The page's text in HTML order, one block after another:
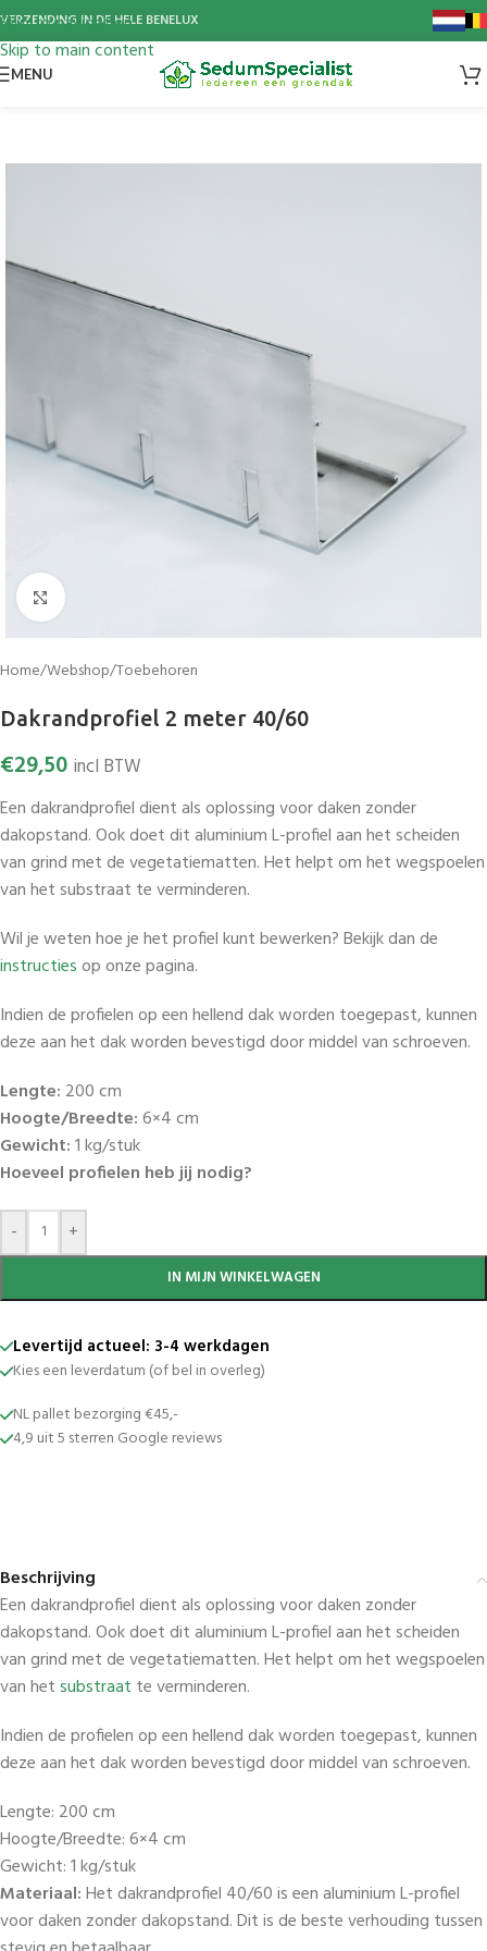
Skip to navigation
Skip to main content
VERZENDING IN DE HELE BENELUX
MENU
Vergroten
Home/Webshop/Toebehoren
Dakrandprofiel 2 meter 40/60
€29,50 incl BTW
Een dakrandprofiel dient als oplossing voor daken zonder
dakopstand. Ook doet dit aluminium L-profiel aan het scheiden
van grind met de vegetatiematten. Het helpt om het wegspoelen
van het substraat te verminderen.
Wil je weten hoe je het profiel kunt bewerken? Bekijk dan de
instructiesop onze pagina.
Indien de profielen op een hellend dak worden toegepast, kunnen
deze aan het dak worden bevestigd door middel van schroeven.
Lengte: 200 cm
Hoogte/Breedte:6×4 cm
Gewicht:1 kg/stuk
Hoeveel profielen heb jij nodig?
- +
IN MIJN WINKELWAGEN
Levertijd actueel: 3-4 werkdagen
Kies een leverdatum (of bel in overleg)
NL pallet bezorging €45,-
4,9 uit 5 sterren Google reviews
Beschrijving
Een dakrandprofiel dient als oplossing voor daken zonder
dakopstand. Ook doet dit aluminium L-profiel aan het scheiden
van grind met de vegetatiematten. Het helpt om het wegspoelen
van hetsubstraat te verminderen.
Indien de profielen op een hellend dak worden toegepast, kunnen
deze aan het dak worden bevestigd door middel van schroeven.
Lengte: 200 cm
Hoogte/Breedte: 6×4 cm
Gewicht: 1 kg/stuk
Materiaal:Het dakrandprofiel 40/60 is een aluminium L-profiel
voor daken zonder dakopstand. Dit is de beste verhouding tussen